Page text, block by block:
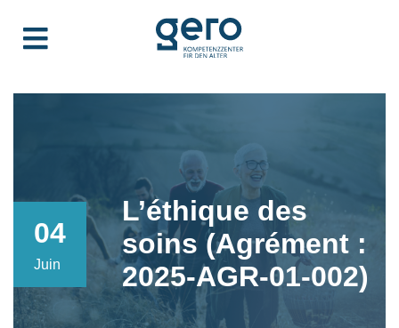
04
Juin
L’éthique des
soins (Agrément :
2025-AGR-01-002)